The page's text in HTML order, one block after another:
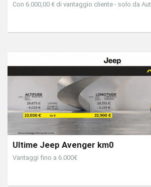
Con 6.000,00 € di vantaggio cliente - solo da
Ultime Jeep Avenger km0
Vantaggi fino a 6.000€